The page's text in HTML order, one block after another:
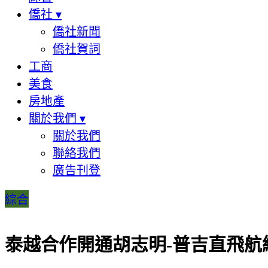
僑社 ▾
僑社新聞
僑社賀詞
工商
美食
房地產
關於我們 ▾
關於我們
聯絡我們
廣告刊登
綜合
泰越合作開通胡志明-普吉直飛航